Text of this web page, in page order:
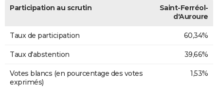
Participation au scrutin
Saint-Ferréol-
d'Auroure
Taux de participation 60,34%
Taux d'abstention 39,66%
Votes blancs (en pourcentage des votes
exprimés)
1,53%